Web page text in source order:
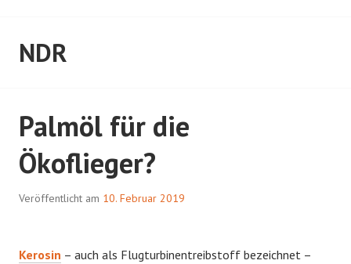
NDR
Palmöl für die
Ökoflieger?
Veröffentlicht am 10. Februar 2019
Kerosin – auch als Flugturbinentreibstoff bezeichnet –